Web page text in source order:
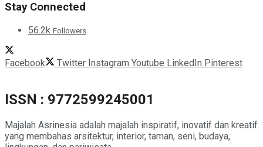
Stay Connected
56.2k Followers
Facebook Twitter Instagram Youtube LinkedIn Pinterest
ISSN : 9772599245001
Majalah Asrinesia adalah majalah inspiratif, inovatif dan kreatif
yang membahas arsitektur, interior, taman, seni, budaya,